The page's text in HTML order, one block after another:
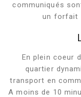
communiqués
un forfait
En plein coeur
quartier
transport en
A moins de 10